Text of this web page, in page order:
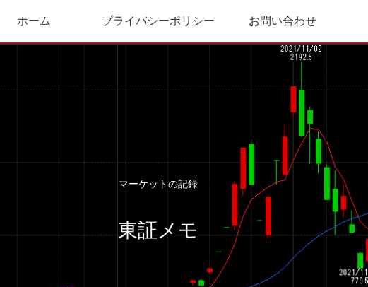
マーケットの記録
東証メモ
ホーム プライバシーポリシー お問い合わせ